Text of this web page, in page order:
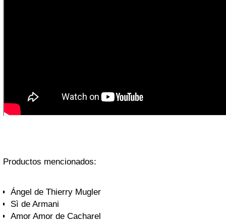
Productos mencionados:
Ángel de Thierry Mugler
Sì de Armani
Amor Amor de Cacharel